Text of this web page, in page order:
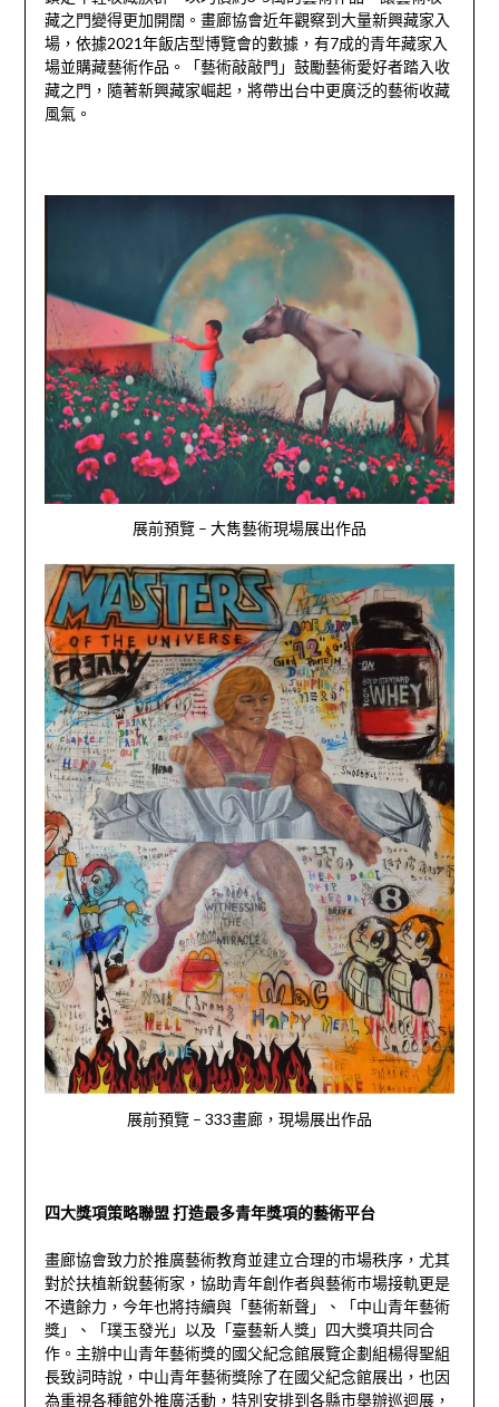
藏之門變得更加開闊。畫廊協會近年觀察到大量新興藏家入
場，依據2021年飯店型博覽會的數據，有7成的青年藏家入
場並購藏藝術作品。「藝術敲敲門」鼓勵藝術愛好者踏入收
藏之門，隨著新興藏家崛起，將帶出台中更廣泛的藝術收藏
風氣。
展前預覽 – 大雋藝術現場展出作品
展前預覽 – 333畫廊，現場展出作品
四大獎項策略聯盟 打造最多青年獎項的藝術平台
畫廊協會致力於推廣藝術教育並建立合理的市場秩序，尤其
對於扶植新銳藝術家，協助青年創作者與藝術市場接軌更是
不遺餘力，今年也將持續與「藝術新聲」、「中山青年藝術
獎」、「璞玉發光」以及「臺藝新人獎」四大獎項共同合
作。主辦中山青年藝術獎的國父紀念館展覽企劃組楊得聖組
長致詞時說，中山青年藝術獎除了在國父紀念館展出，也因
為重視各種館外推廣活動，特別安排到各縣市舉辦巡迴展，